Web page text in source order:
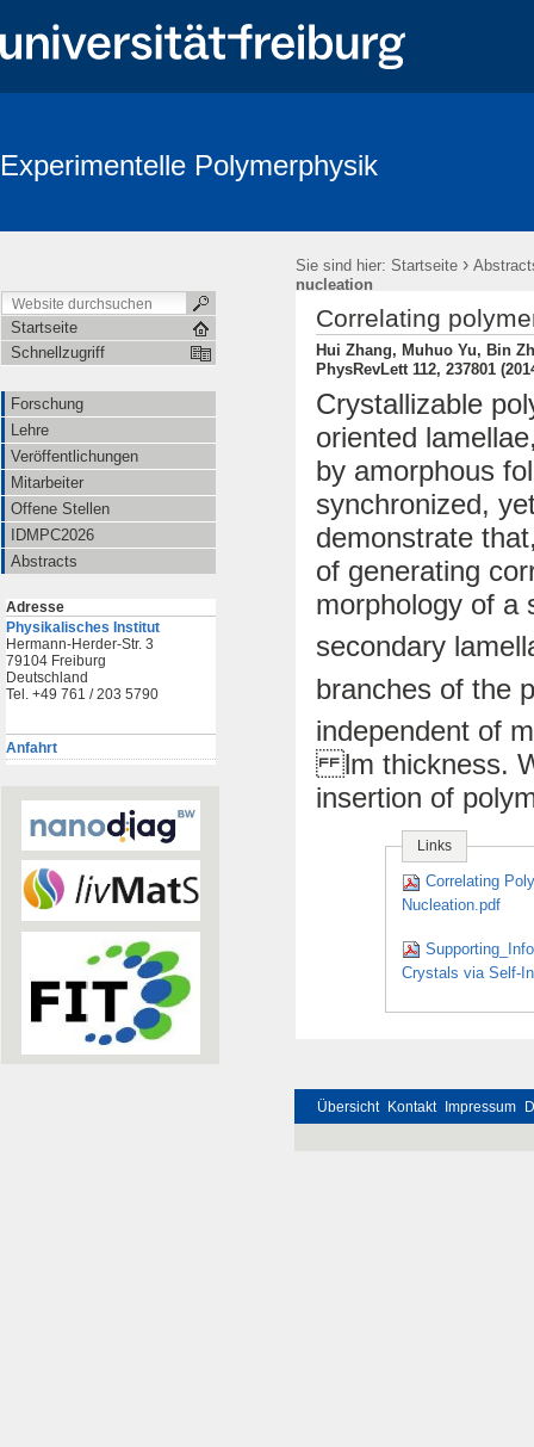
Experimentelle Polymerphysik
Sie sind hier: Startseite ›
nucleation
Startseite
Schnellzugriff
Forschung
Lehre
Veröffentlichungen
Mitarbeiter
Offene Stellen
IDMPC2026
Abstracts
Adresse
Physikalisches Institut
Hermann-Herder-Str. 3
79104 Freiburg
Deutschland
Tel. +49 761 / 203 5790
Anfahrt
Correlating
Hui Zhang, Muhuo Yu, Bin
PhysRevLett 112, 237801
Crystallizable
oriented
by amorphous
synchronized,
demonstrate
of generating
morphology of a
secondary
branches of the
independent of
lm thickness.
insertion of
Links
Correlating
Nucleation.pdf
Crystals via Self-
Übersicht Kontakt Impressum